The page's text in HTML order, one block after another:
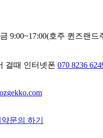
9:00~17:00(호주 퀸즈랜
걸때 인터넷폰 070 8236
문의 하기